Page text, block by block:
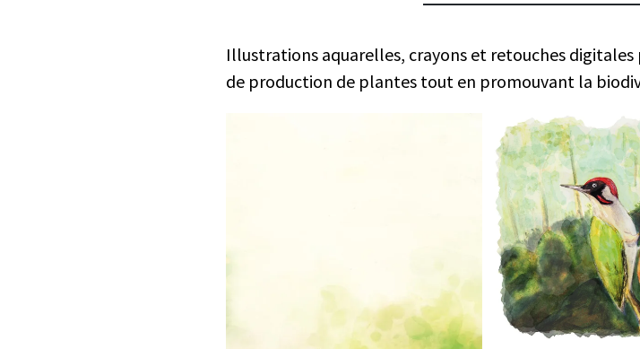
Illustrations aquarelles, crayons et retouches
de production de plantes tout en promouvant la